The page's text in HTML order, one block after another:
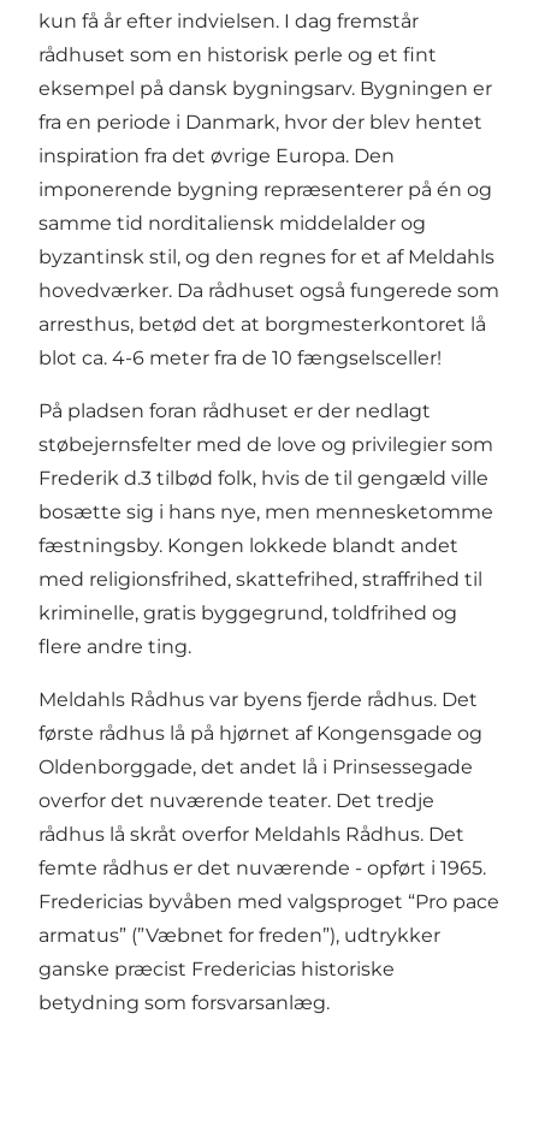
kun få år efter indvielsen. I dag fremstår
rådhuset som en historisk perle og et fint
eksempel på dansk bygningsarv. Bygningen er
fra en periode i Danmark, hvor der blev hentet
inspiration fra det øvrige Europa. Den
imponerende bygning repræsenterer på én og
samme tid norditaliensk middelalder og
byzantinsk stil, og den regnes for et af Meldahls
hovedværker. Da rådhuset også fungerede som
arresthus, betød det at borgmesterkontoret lå
blot ca. 4-6 meter fra de 10 fængselsceller!
På pladsen foran rådhuset er der nedlagt
støbejernsfelter med de love og privilegier som
Frederik d.3 tilbød folk, hvis de til gengæld ville
bosætte sig i hans nye, men mennesketomme
fæstningsby. Kongen lokkede blandt andet
med religionsfrihed, skattefrihed, straffrihed til
kriminelle, gratis byggegrund, toldfrihed og
flere andre ting.
Meldahls Rådhus var byens fjerde rådhus. Det
første rådhus lå på hjørnet af Kongensgade og
Oldenborggade, det andet lå i Prinsessegade
overfor det nuværende teater. Det tredje
rådhus lå skråt overfor Meldahls Rådhus. Det
femte rådhus er det nuværende - opført i 1965.
Fredericias byvåben med valgsproget “Pro pace
armatus” (”Væbnet for freden”), udtrykker
ganske præcist Fredericias historiske
betydning som forsvarsanlæg.